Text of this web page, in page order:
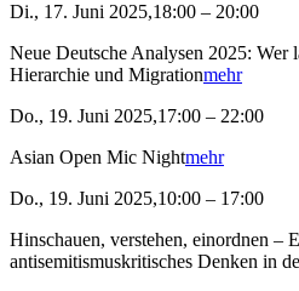
Di., 17. Juni 2025,18:00 – 20:00
Neue Deutsche Analysen 2025: Wer
Hierarchie und Migrationmehr
Do., 19. Juni 2025,17:00 – 22:00
Asian Open Mic Nightmehr
Do., 19. Juni 2025,10:00 – 17:00
Hinschauen, verstehen, einordnen –
antisemitismuskritisches Denken in